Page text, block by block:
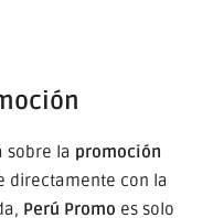
sobre la promoción
directamente con la
Perú Promo es solo